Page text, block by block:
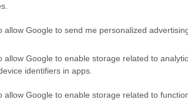
allow Google to send me personalized
allow Google to enable storage related to
identifiers in apps.
allow Google to enable storage related to
BUY NOW
VAN ΜΟΝΟ ΜΕ 12 ΕΥΡΩ ΤΟ ΑΤΟΜΟ
ΕΛΕΓΧΟΣ ΓΙΑ ΤΟ ΑΥΤΟΚΙΝΗΤΟ